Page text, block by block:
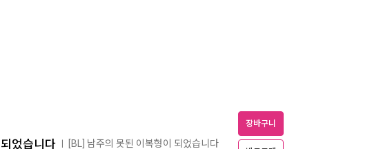
었습니다 [BL] 남주의 못된 이복형이 되었습니다
장바구니